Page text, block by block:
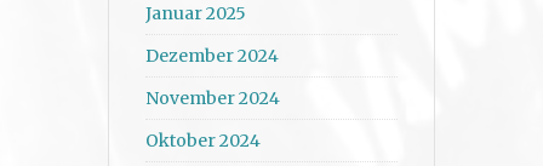
Januar 2025
Dezember 2024
November 2024
Oktober 2024